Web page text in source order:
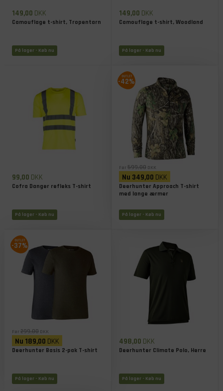
149,00 DKK
Camouflage t-shirt, Tropentarn
På lager - Køb nu
149,00 DKK
Camouflage t-shirt, Woodland
På lager - Køb nu
99,00 DKK
Cofra Danger refleks T-shirt
På lager - Køb nu
-42%
Før 599,00 DKK
Nu 349,00 DKK
Deerhunter Approach T-shirt
med lange ærmer
På lager - Køb nu
-37%
Før 299,00 DKK
Nu 189,00 DKK
Deerhunter Basis 2-pak T-shirt
På lager - Køb nu
498,00 DKK
Deerhunter Climate Polo, Herre
På lager - Køb nu